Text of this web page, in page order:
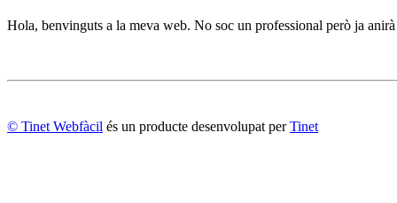
Hola, benvinguts a la meva web. No soc un professional però ja
© Tinet Webfàcil és un producte desenvolupat perTinet